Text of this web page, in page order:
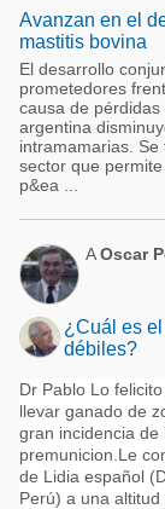
Avanzan en el
mastitis bovina
El desarrollo
prometedores
causa de
argentina
intramamarias.
sector que
p&ea ...
AOscar
¿Cuál es
débiles?
Dr Pablo Lo
llevar ganado de
gran incidencia de
premunicion.Le
de Lidia español
Perú) a una